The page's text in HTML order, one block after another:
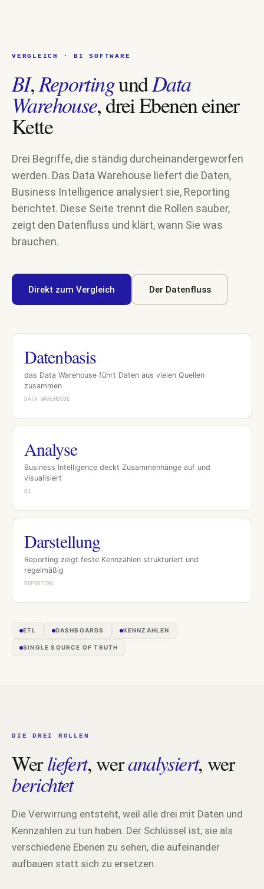
VERGLEICH · BI SOFTWARE
BI,ReportingundData
Warehouse, drei Ebenen einer
Kette
Drei Begriffe, die ständig durcheinandergeworfen
werden. Das Data Warehouse liefert die Daten,
Business Intelligence analysiert sie, Reporting
berichtet. Diese Seite trennt die Rollen sauber,
zeigt den Datenfluss und klärt, wann Sie was
brauchen.
Direkt zum Vergleich Der Datenfluss
Datenbasis
das Data Warehouse führt Daten aus vielen Quellen
zusammen
DATA WAREHOUSE
Analyse
Business Intelligence deckt Zusammenhänge auf und
visualisiert
BI
Darstellung
Reporting zeigt feste Kennzahlen strukturiert und
regelmäßig
REPORTING
ETL DASHBOARDS KENNZAHLEN
SINGLE SOURCE OF TRUTH
DIE DREI ROLLEN
Werliefert, weranalysiert, wer
berichtet
Die Verwirrung entsteht, weil alle drei mit Daten und
Kennzahlen zu tun haben. Der Schlüssel ist, sie als
verschiedene Ebenen zu sehen, die aufeinander
aufbauen statt sich zu ersetzen.